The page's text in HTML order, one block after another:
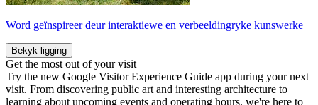
Word geïnspireer deur interaktiewe en verbeeldingryke kunswerke
Bekyk ligging
Get the most out of your visit
Try the new Google Visitor Experience Guide app during your next
visit. From discovering public art and interesting architecture to
learning about upcoming events and operating hours, we're here to